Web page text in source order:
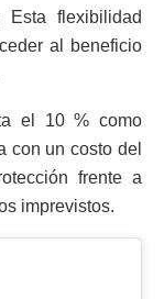
flexibilidad
al beneficio
el 10 % como
con un costo del
frente a
imprevistos.